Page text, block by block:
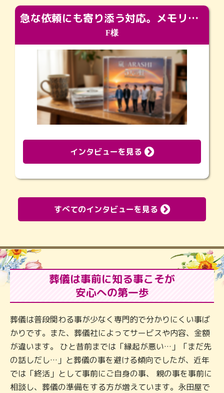
急な依頼にも寄り添う対応。メモリアルコーナーで振り返る大切な日々
F様
インタビューを見る
すべてのインタビューを見る
葬儀は事前に知る事こそが
安心への第一歩
葬儀は普段関わる事が少なく専門的で分かりにくい事ば
かりです。また、葬儀社によってサービスや内容、金額
が違います。 ひと昔前までは「縁起が悪い…」「まだ先
の話しだし…」と葬儀の事を避ける傾向でしたが、近年
では「終活」として事前にご自身の事、 親の事を事前に
相談し、葬儀の準備をする方が増えています。永田屋で